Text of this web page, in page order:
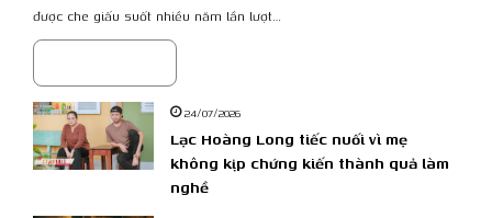
được che giấu suốt nhiều năm lần lượt…
24/07/2026
Lạc Hoàng Long tiếc nuối vì mẹ
không kịp chứng kiến thành quả làm
nghề